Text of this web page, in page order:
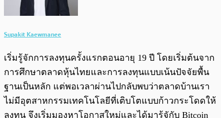
Supakit Kaewmanee
เริ่มรู้จักการลงทุนครั้งแรกตอนอายุ 19 ปี โดยเริ่มต้นจาก
การศึกษาตลาดหุ้นไทยและการลงทุนแบบเน้นปัจจัยพื้น
ฐานเป็นหลัก แต่พอเวลาผ่านไปกลับพบว่าตลาดบ้านเรา
ไม่มีอุตสาหกรรมเทคโนโลยีที่เติบโตแบบก้าวกระโดดให้
ลงทุน จึงเริ่มมองหาโอกาสใหม่และได้มารู้จักับ Bitcoin